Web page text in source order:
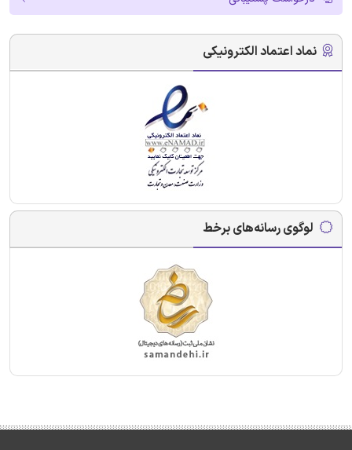
نماد اعتماد الکترونیکی
لوگوی رسانه‌های برخط